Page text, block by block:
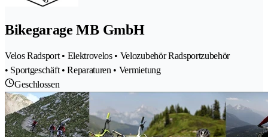
Bikegarage MB GmbH
Velos Radsport • Elektrovelos • Velozubehör Radsportzubehör
• Sportgeschäft • Reparaturen • Vermietung
Geschlossen